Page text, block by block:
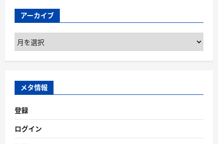
アーカイブ
ア
ー
カ
ブ
メタ情報
登録
ログイン